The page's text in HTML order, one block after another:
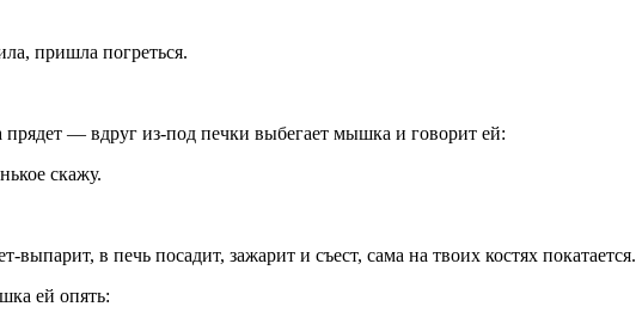
пришла погреться.
прядет — вдруг из-под печки выбегает мышка и говорит ей:
скажу.
в печь посадит, зажарит и съест, сама на твоих костях покатается.
ей опять: